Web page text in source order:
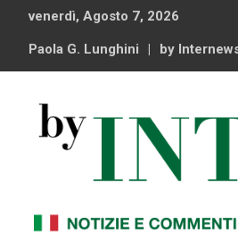
content
venerdì, Agosto 7, 2026
Paola G. Lunghini by